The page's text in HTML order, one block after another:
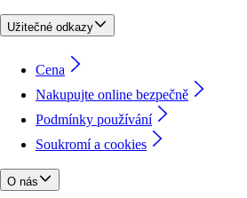
Užitečné odkazy
Cena
Nakupujte online bezpečně
Podmínky používání
Soukromí a cookies
O nás